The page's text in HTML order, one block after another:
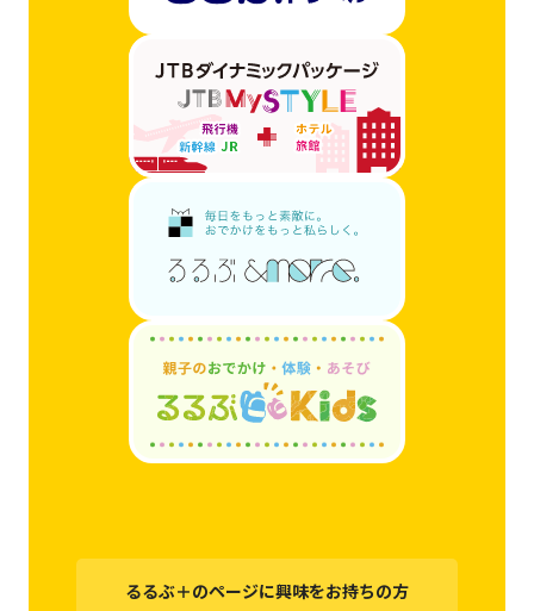
るるぶ＋のページに興味をお持ちの方